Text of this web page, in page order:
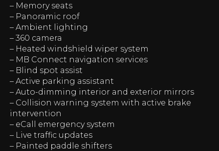
– Memory seats
– Panoramic roof
– Ambient lighting
– 360 camera
– Heated windshield wiper system
– MB Connect navigation services
– Blind spot assist
– Active parking assistant
– Auto-dimming interior and exterior mirrors
– Collision warning system with active brake
intervention
– eCall emergency system
– Live traffic updates
– Painted paddle shifters